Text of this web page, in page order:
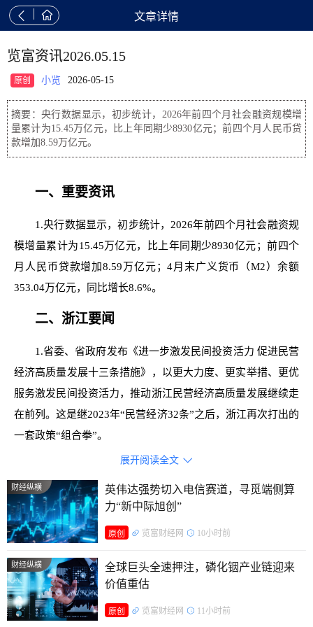
  文章详情
览富资讯2026.05.15
原创 小览 2026-05-15
摘要：央行数据显示，初步统计，2026年前四个月社会融资规模增
量累计为15.45万亿元，比上年同期少8930亿元；前四个月人民币贷
款增加8.59万亿元。
一、重要资讯
1.央行数据显示，初步统计，2026年前四个月社会融资规
模增量累计为15.45万亿元，比上年同期少8930亿元；前四个
月人民币贷款增加8.59万亿元；4月末广义货币（M2）余额
353.04万亿元，同比增长8.6%。
二、浙江要闻
1.省委、省政府发布《进一步激发民间投资活力 促进民营
经济高质量发展十三条措施》，以更大力度、更实举措、更优
服务激发民间投资活力，推动浙江民营经济高质量发展继续走
在前列。这是继2023年“民营经济32条”之后，浙江再次打出的
一套政策“组合拳”。
2.2026年中国教育技术学术大会在杭州开幕。大会以“破
局与变革：AI时代教育技术研究与发展”为主题，吸引1800余
位来自教育技术领域的专家学者与一线实践者参与。
三、利好消息
步长制药：控股子公司拟签署知识产权合作协议。
*ST瑞和：与重整投资人签订重整投资协议。
展开阅读全文 
财经纵横
英伟达强势切入电信赛道，寻觅端侧算
力“新中际旭创”
原创 览富财经网 10小时前
财经纵横
全球巨头全速押注，磷化铟产业链迎来
价值重估
原创 览富财经网 11小时前